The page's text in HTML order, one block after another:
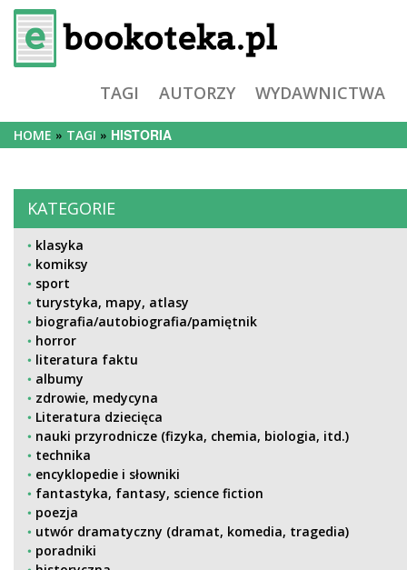
TAGI AUTORZY WYDAWNICTWA
HOME TAGI HISTORIA
KATEGORIE
klasyka
komiksy
sport
turystyka, mapy, atlasy
biografia/autobiografia/pamiętnik
horror
literatura faktu
albumy
zdrowie, medycyna
Literatura dziecięca
nauki przyrodnicze (fizyka, chemia, biologia, itd.)
technika
encyklopedie i słowniki
fantastyka, fantasy, science fiction
poezja
utwór dramatyczny (dramat, komedia, tragedia)
poradniki